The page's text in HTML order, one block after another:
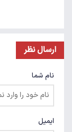
ارسال نظر
نام شما
ایمیل